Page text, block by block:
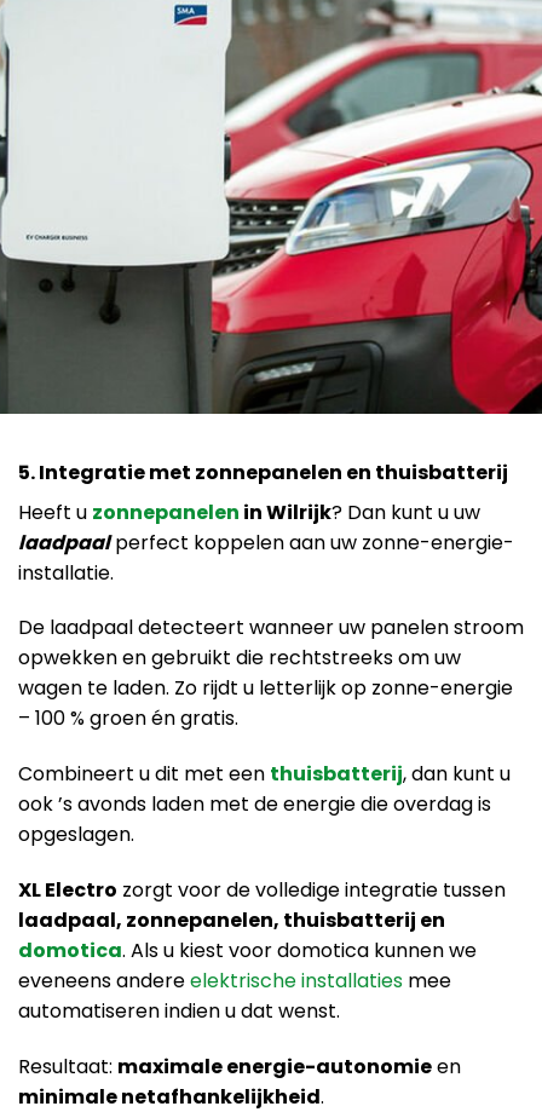
5. Integratie met zonnepanelen en thuisbatterij
Heeft u zonnepanelen in Wilrijk? Dan kunt u uw
laadpaalperfect koppelen aan uw zonne-energie-
installatie.
De laadpaal detecteert wanneer uw panelen stroom
opwekken en gebruikt die rechtstreeks om uw
wagen te laden. Zo rijdt u letterlijk op zonne-energie
– 100 % groen én gratis.
Combineert u dit met een thuisbatterij, dan kunt u
ook ’s avonds laden met de energie die overdag is
opgeslagen.
XL Electro zorgt voor de volledige integratie tussen
laadpaal, zonnepanelen, thuisbatterij en
domotica. Als u kiest voor domotica kunnen we
eveneens andereelektrische installaties mee
automatiseren indien u dat wenst.
Resultaat: maximale energie-autonomieen
minimale netafhankelijkheid.